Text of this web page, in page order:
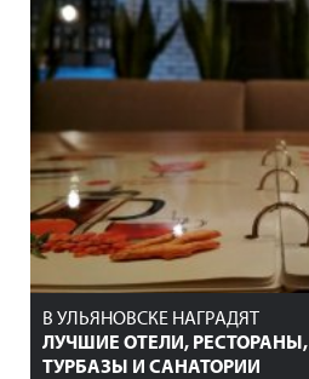
В УЛЬЯНОВСКЕ НАГРАДЯТ
ЛУЧШИЕ ОТЕЛИ, РЕСТОРАНЫ,
ТУРБАЗЫ И САНАТОРИИ